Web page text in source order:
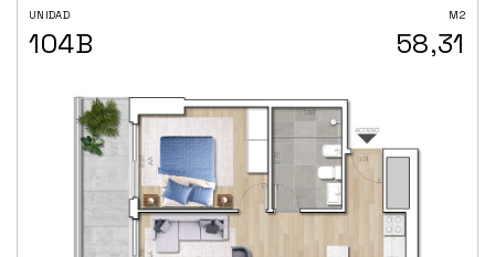
UNIDAD
104B
M2
58,31